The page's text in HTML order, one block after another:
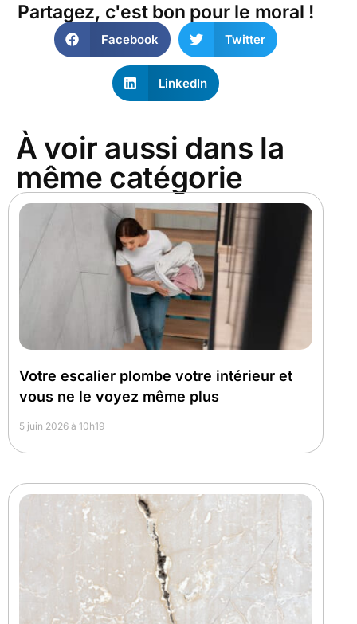
Partagez, c'est bon pour le moral !
Facebook Twitter
LinkedIn
À voir aussi dans la
même catégorie
Votre escalier plombe votre intérieur et
vous ne le voyez même plus
5 juin 2026 à 10h19